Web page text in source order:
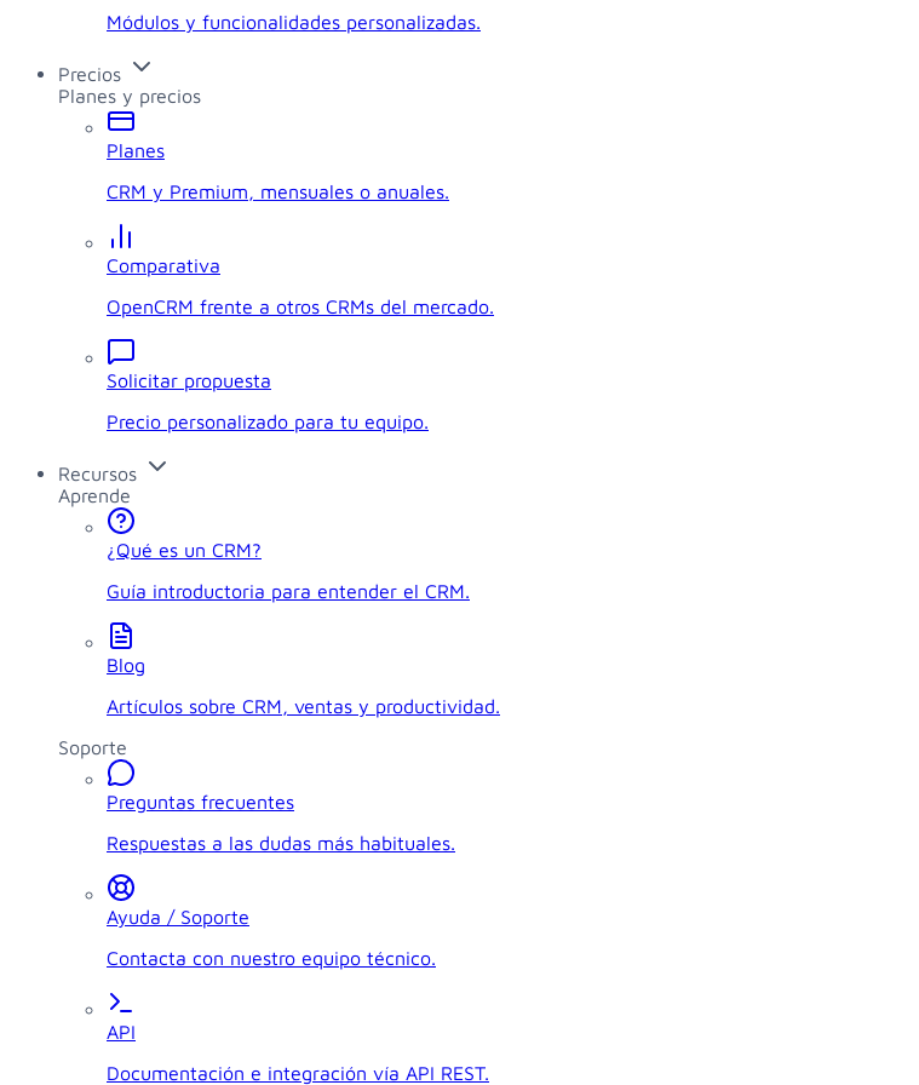
Módulos y funcionalidades personalizadas.
Precios
Planes y precios
Planes
CRM y Premium, mensuales o anuales.
Comparativa
OpenCRM frente a otros CRMs del mercado.
Solicitar propuesta
Precio personalizado para tu equipo.
Recursos
Aprende
¿Qué es un CRM?
Guía introductoria para entender el CRM.
Blog
Artículos sobre CRM, ventas y productividad.
Soporte
Preguntas frecuentes
Respuestas a las dudas más habituales.
Ayuda / Soporte
Contacta con nuestro equipo técnico.
API
Documentación e integración vía API REST.